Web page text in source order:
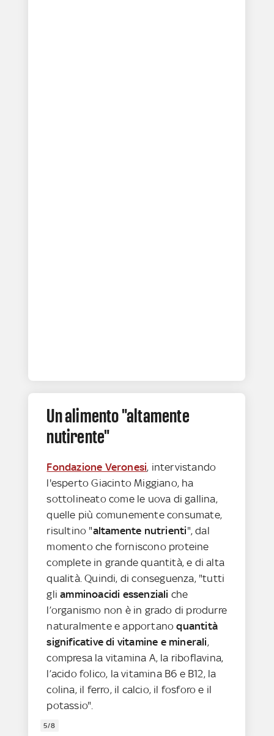
Un alimento "altamente
nutirente"
Fondazione Veronesi, intervistando
l'esperto Giacinto Miggiano, ha
sottolineato come le uova di gallina,
quelle più comunemente consumate,
risultino "altamente nutrienti", dal
momento che forniscono proteine
complete in grande quantità, e di alta
qualità. Quindi, di conseguenza, "tutti
gliamminoacidi essenziali che
l’organismo non è in grado di produrre
naturalmente e apportanoquantità
significative di vitamine e minerali,
compresa la vitamina A, la riboflavina,
l’acido folico, la vitamina B6 e B12, la
colina, il ferro, il calcio, il fosforo e il
potassio".
5/8